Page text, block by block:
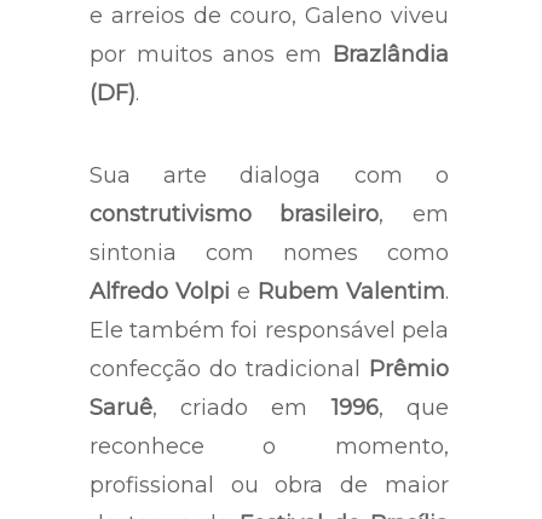
e arreios de couro, Galeno viveu
por muitos anos em Brazlândia
(DF).
Sua arte dialoga com o
construtivismo brasileiro, em
sintonia com nomes como
Alfredo Volpi e Rubem Valentim.
Ele também foi responsável pela
confecção do tradicional
Prêmio
Saruê, criado em1996, que
reconhece o momento,
profissional ou obra de maior